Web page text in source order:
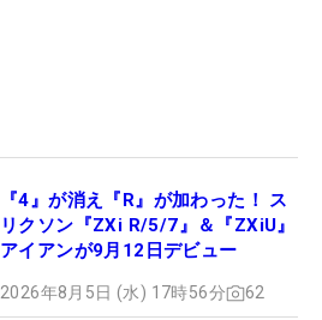
『4』が消え『R』が加わった！ ス
リクソン『ZXi R/5/7』＆『ZXiU』
アイアンが9月12日デビュー
2026年8月5日 (水) 17時56分 62